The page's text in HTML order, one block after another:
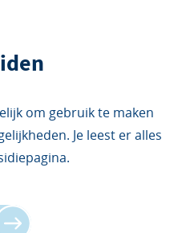
om gebruik te maken
Je leest er alles